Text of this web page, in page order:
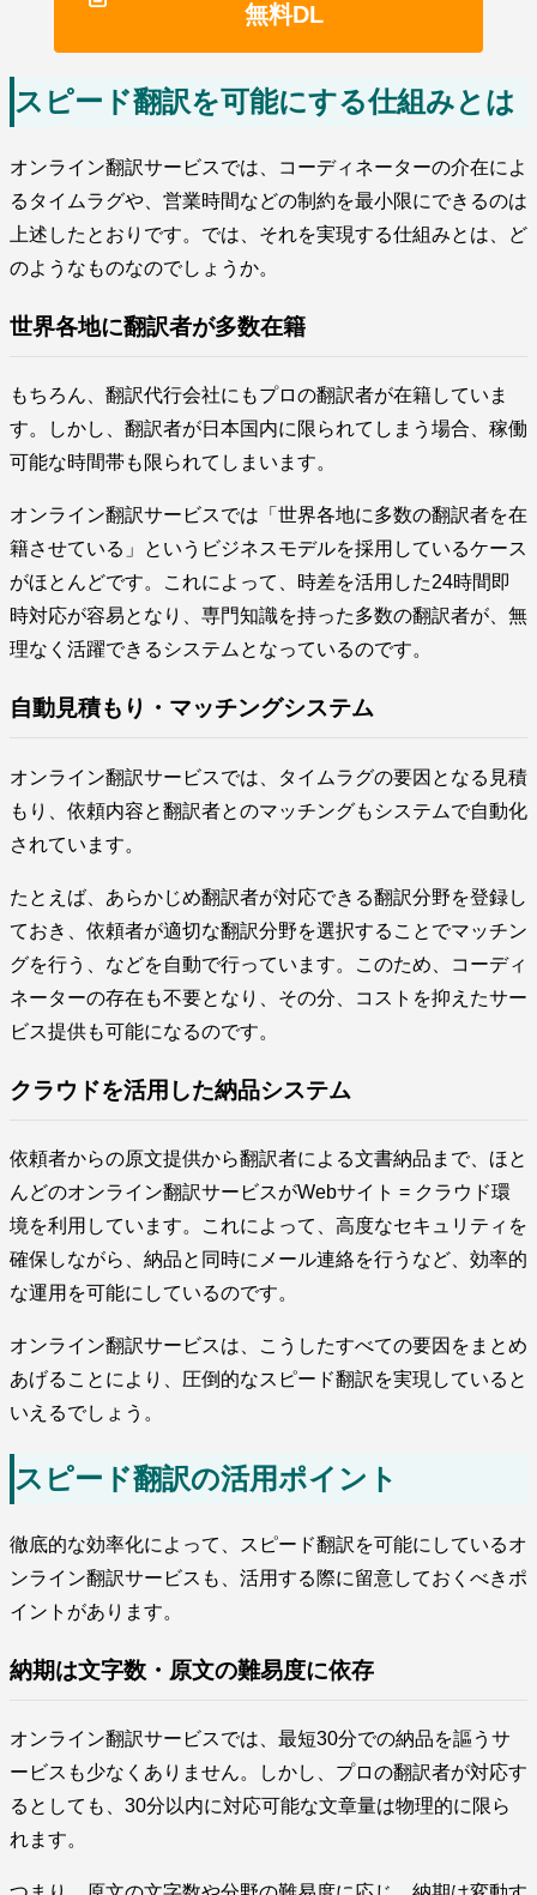
無料DL
スピード翻訳を可能にする仕組みとは
オンライン翻訳サービスでは、コーディネーターの介在によ
るタイムラグや、営業時間などの制約を最小限にできるのは
上述したとおりです。では、それを実現する仕組みとは、ど
のようなものなのでしょうか。
世界各地に翻訳者が多数在籍
もちろん、翻訳代行会社にもプロの翻訳者が在籍していま
す。しかし、翻訳者が日本国内に限られてしまう場合、稼働
可能な時間帯も限られてしまいます。
オンライン翻訳サービスでは「世界各地に多数の翻訳者を在
籍させている」というビジネスモデルを採用しているケース
がほとんどです。これによって、時差を活用した24時間即
時対応が容易となり、専門知識を持った多数の翻訳者が、無
理なく活躍できるシステムとなっているのです。
自動見積もり・マッチングシステム
オンライン翻訳サービスでは、タイムラグの要因となる見積
もり、依頼内容と翻訳者とのマッチングもシステムで自動化
されています。
たとえば、あらかじめ翻訳者が対応できる翻訳分野を登録し
ておき、依頼者が適切な翻訳分野を選択することでマッチン
グを行う、などを自動で行っています。このため、コーディ
ネーターの存在も不要となり、その分、コストを抑えたサー
ビス提供も可能になるのです。
クラウドを活用した納品システム
依頼者からの原文提供から翻訳者による文書納品まで、ほと
んどのオンライン翻訳サービスがWebサイト = クラウド環
境を利用しています。これによって、高度なセキュリティを
確保しながら、納品と同時にメール連絡を行うなど、効率的
な運用を可能にしているのです。
オンライン翻訳サービスは、こうしたすべての要因をまとめ
あげることにより、圧倒的なスピード翻訳を実現していると
いえるでしょう。
スピード翻訳の活用ポイント
徹底的な効率化によって、スピード翻訳を可能にしているオ
ンライン翻訳サービスも、活用する際に留意しておくべきポ
イントがあります。
納期は文字数・原文の難易度に依存
オンライン翻訳サービスでは、最短30分での納品を謳うサ
ービスも少なくありません。しかし、プロの翻訳者が対応す
るとしても、30分以内に対応可能な文章量は物理的に限ら
れます。